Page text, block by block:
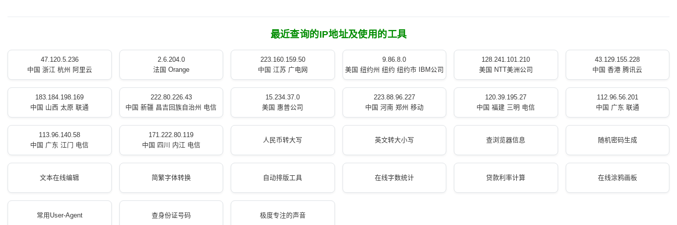
最近查询的IP地址及使用的工具
47.120.5.236
中国 浙江 杭州 阿里云
2.6.204.0
法国 Orange
223.160.159.50
中国 江苏 广电网
9.86.8.0
美国 纽约州 纽约 纽约市 IBM公司
128.241.101.210
美国 NTT美洲公司
43.129.155.228
中国 香港 腾讯云
183.184.198.169
中国 山西 太原 联通
222.80.226.43
中国 新疆 昌吉回族自治州 电信
15.234.37.0
美国 惠普公司
223.88.96.227
中国 河南 郑州 移动
120.39.195.27
中国 福建 三明 电信
112.96.56.201
中国 广东 联通
113.96.140.58
中国 广东 江门 电信
171.222.80.119
中国 四川 内江 电信
人民币转大写 英文转大小写 查浏览器信息 随机密码生成
文本在线编辑 简繁字体转换 自动排版工具 在线字数统计 贷款利率计算 在线涂鸦画板
常用User-Agent 查身份证号码 极度专注的声音